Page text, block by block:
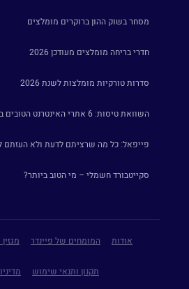
מסחר בשוק ההון ברוקרים מומלצים
חדרי בריחה מומלצים מעודכן 2026
סדרות טורקיות מומלצות לשנת 2026
השוואת טיסות: 6 אתרי האינטרנט הטובים ביותר להזמנת טיסה
פייפאל: כל מה שרציתם לדעת ולא העזתם
סקייטבורד חשמלי – מי הטוב ביותר?
אודות המומחים של פיינדר
תקנון ותנאי שימוש